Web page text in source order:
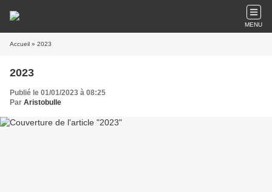
MENU
Accueil » 2023
2023
Publié le 01/01/2023 à 08:25
Par Aristobulle